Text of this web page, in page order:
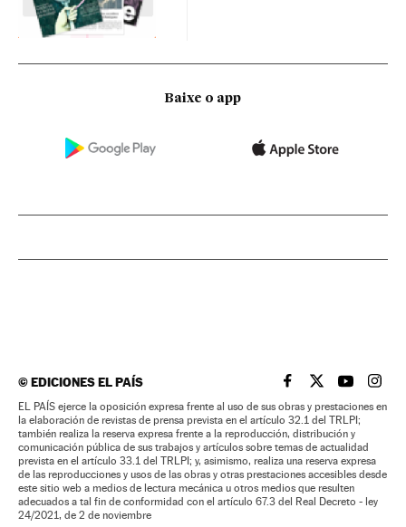
Baixe o app
©EDICIONES EL PAÍS EL PAÍS BRASIL EN
EL PAÍSEL PAÍS
EL
EL PAÍS ejerce la oposición expresa frente al uso de sus obras y prestaciones en
la elaboración de revistas de prensa prevista en el artículo 32.1 del TRLPI;
también realiza la reserva expresa frente a la reproducción, distribución y
comunicación pública de sus trabajos y artículos sobre temas de actualidad
prevista en el artículo 33.1 del TRLPI; y, asimismo, realiza una reserva expresa
de las reproducciones y usos de las obras y otras prestaciones accesibles desde
este sitio web a medios de lectura mecánica u otros medios que resulten
adecuados a tal fin de conformidad con el artículo 67.3 del Real Decreto - ley
24/2021, de 2 de noviembre